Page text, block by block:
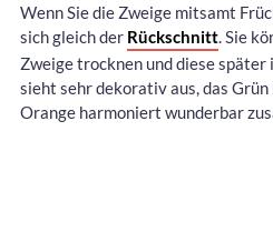
Wenn Sie die Zweige mitsamt
sich gleich der Rückschnitt. Sie
Zweige trocknen und diese später
sieht sehr dekorativ aus, das
Orange harmoniert wunderbar